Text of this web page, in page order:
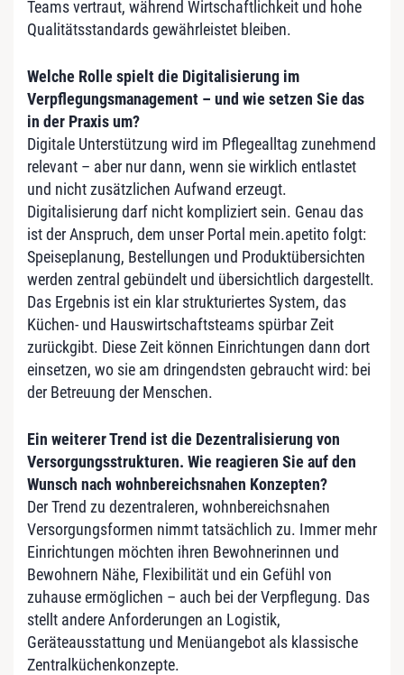
Teams vertraut, während Wirtschaftlichkeit und hohe
Qualitätsstandards gewährleistet bleiben.
Welche Rolle spielt die Digitalisierung im
Verpflegungsmanagement – und wie setzen Sie das
in der Praxis um?
Digitale Unterstützung wird im Pflegealltag zunehmend
relevant – aber nur dann, wenn sie wirklich entlastet
und nicht zusätzlichen Aufwand erzeugt.
Digitalisierung darf nicht kompliziert sein. Genau das
ist der Anspruch, dem unser Portal mein.apetito folgt:
Speiseplanung, Bestellungen und Produktübersichten
werden zentral gebündelt und übersichtlich dargestellt.
Das Ergebnis ist ein klar strukturiertes System, das
Küchen- und Hauswirtschaftsteams spürbar Zeit
zurückgibt. Diese Zeit können Einrichtungen dann dort
einsetzen, wo sie am dringendsten gebraucht wird: bei
der Betreuung der Menschen.
Ein weiterer Trend ist die Dezentralisierung von
Versorgungsstrukturen. Wie reagieren Sie auf den
Wunsch nach wohnbereichsnahen Konzepten?
Der Trend zu dezentraleren, wohnbereichsnahen
Versorgungsformen nimmt tatsächlich zu. Immer mehr
Einrichtungen möchten ihren Bewohnerinnen und
Bewohnern Nähe, Flexibilität und ein Gefühl von
zuhause ermöglichen – auch bei der Verpflegung. Das
stellt andere Anforderungen an Logistik,
Geräteausstattung und Menüangebot als klassische
Zentralküchenkonzepte.